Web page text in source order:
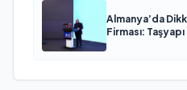
Almanya’da
Firması: Taşyapı